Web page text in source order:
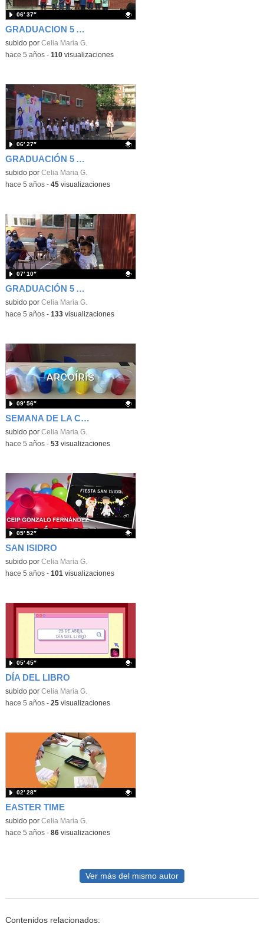
GRADUACION 5 AÑOS C
Contenido educativo.
subido por Celia Maria G.
06′ 37″
-hace 5 años- 110visualizaciones
GRADUACIÓN 5 AÑOS A
Contenido educativo.
subido por Celia Maria G.
06′ 27″
-hace 5 años- 45visualizaciones
GRADUACIÓN 5 AÑOS B
Contenido educativo.
subido por Celia Maria G.
07′ 10″
-hace 5 años- 133visualizaciones
SEMANA DE LA CIENCIA
Contenido educativo.
subido por Celia Maria G.
09′ 56″
-hace 5 años- 53visualizaciones
SAN ISIDRO
Contenido educativo.
subido por Celia Maria G.
05′ 52″
-hace 5 años- 101 visualizaciones
DÍA DEL LIBRO
Contenido educativo.
subido por Celia Maria G.
05′ 45″
-hace 5 años- 25visualizaciones
EASTER TIME
Contenido educativo.
subido por Celia Maria G.
02′ 28″
-hace 5 años- 86visualizaciones
Ver más del mismo autor
Contenidos relacionados: